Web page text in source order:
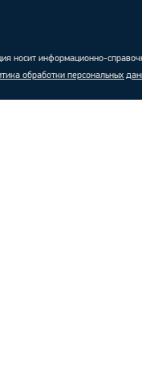
носит информационно-
обработки персональных